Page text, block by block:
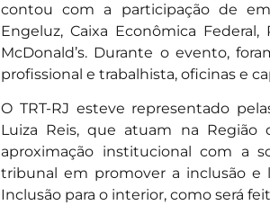
contou com a participação de
Engeluz, Caixa Econômica
McDonald’s. Durante o evento,
profissional e trabalhista, oficinas e
O TRT-RJ esteve representado
Luiza Reis, que atuam na Região
aproximação institucional com a
tribunal em promover a inclusão e
Inclusão para o interior, como será